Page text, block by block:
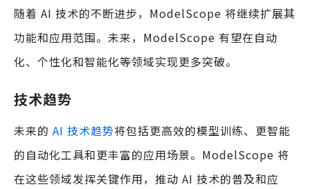
随着 AI 技术的不断进步，ModelScope 将继续扩展其
功能和应用范围。未来，ModelScope 有望在自动
化、个性化和智能化等领域实现更多突破。
技术趋势
未来的 AI 技术趋势将包括更高效的模型训练、更智能
的自动化工具和更丰富的应用场景。ModelScope 将
在这些领域发挥关键作用，推动 AI 技术的普及和应